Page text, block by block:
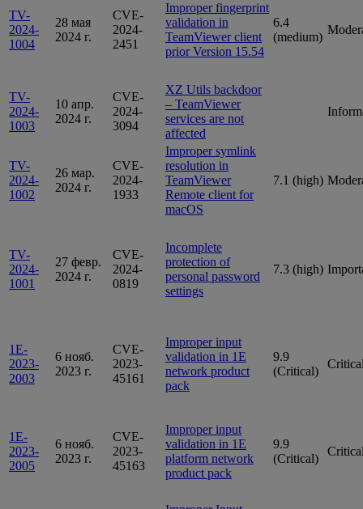
TV-
2024-
1004
28 мая
2024 г.
CVE-
2024-
2451
Improper fingerprint
validation in
TeamViewer client
prior Version 15.54
6.4
(medium)
TV-
2024-
1003
10 апр.
2024 г.
CVE-
2024-
3094
XZ Utils backdoor
– TeamViewer
services are not
affected
TV-
2024-
1002
26 мар.
2024 г.
CVE-
2024-
1933
Improper symlink
resolution in
TeamViewer
Remote client for
macOS
7.1 (high)
TV-
2024-
1001
27 февр.
2024 г.
CVE-
2024-
0819
Incomplete
protection of
personal password
settings
7.3 (high)
1E-
2023-
2003
6 нояб.
2023 г.
CVE-
2023-
45161
Improper input
validation in 1E
network product
pack
9.9
(Critical)
1E-
2023-
2005
6 нояб.
2023 г.
CVE-
2023-
45163
Improper input
validation in 1E
platform network
product pack
9.9
(Critical)